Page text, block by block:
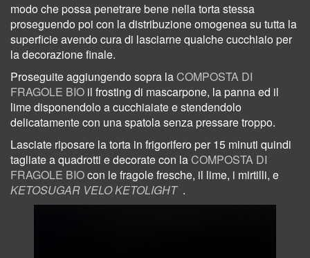
modo che possa penetrare bene nella torta stessa
proseguendo poi con la distribuzione omogenea su tutta la
superficie avendo cura di lasciarne qualche cucchiaio per
la decorazione finale.
Proseguite aggiungendo sopra laCOMPOSTA DI
FRAGOLE BIO il frosting di mascarpone, la panna ed il
lime disponendolo a cucchiaiate e stendendolo
delicatamente con una spatola senza pressare troppo.
Lasciate riposare la torta in frigorifero per 15 minuti quindi
tagliate a quadrotti e decorate con laCOMPOSTA DI
FRAGOLE BIOcon le fragole fresche, il lime, i mirtilli, e
KETOSUGAR VELO KETOLIGHT .